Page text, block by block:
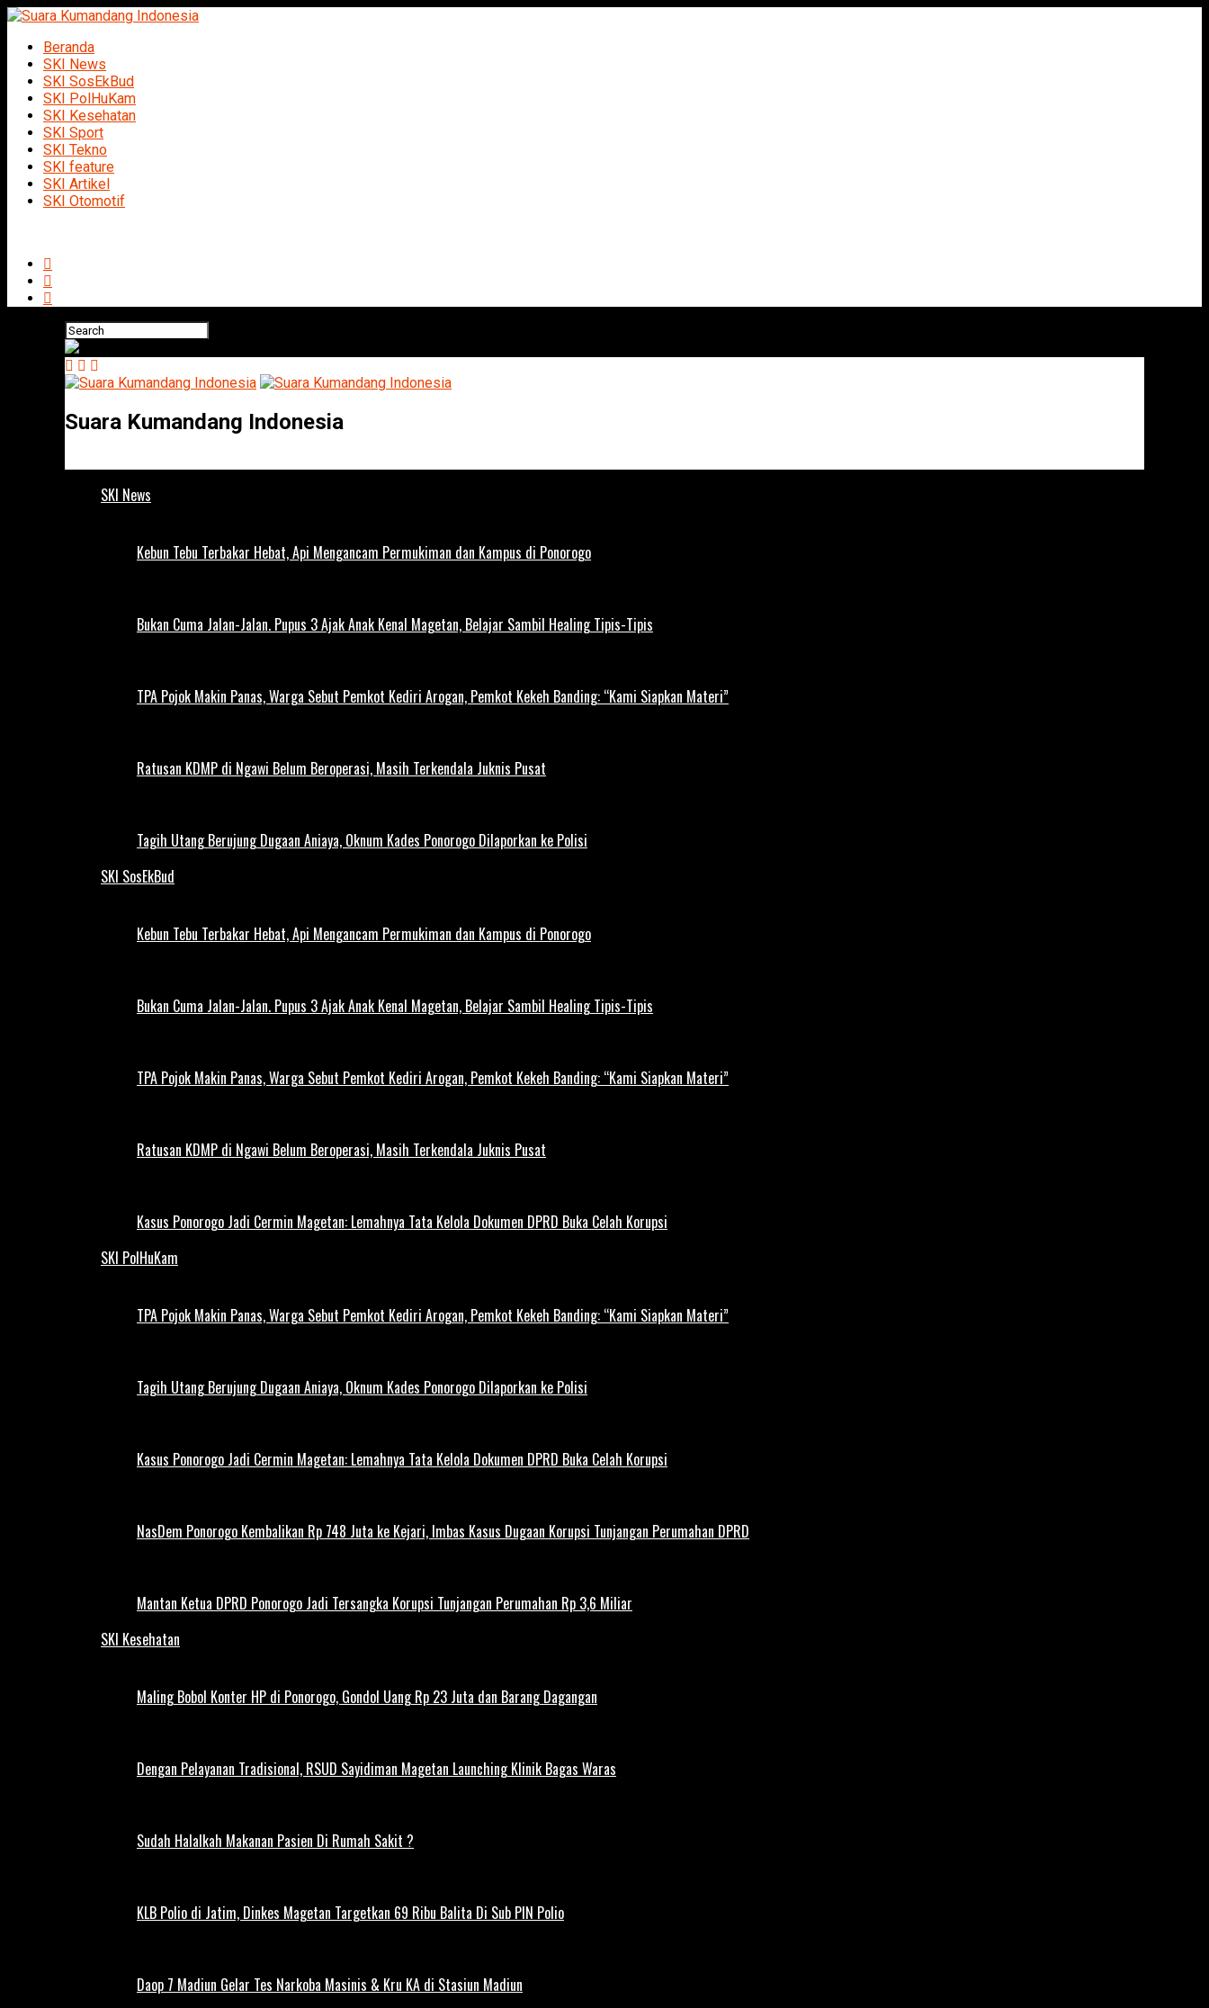
Beranda
SKI News
SKI SosEkBud
SKI PolHuKam
SKI Kesehatan
SKI Sport
SKI Tekno
SKI feature
SKI Artikel
SKI Otomotif
Suara Kumandang Indonesia
SKI News
Kebun Tebu Terbakar Hebat, Api Mengancam Permukiman dan Kampus di Ponorogo
Bukan Cuma Jalan-Jalan. Pupus 3 Ajak Anak Kenal Magetan, Belajar Sambil Healing Tipis-Tipis
TPA Pojok Makin Panas, Warga Sebut Pemkot Kediri Arogan, Pemkot Kekeh Banding: “Kami Siapkan Materi”
Ratusan KDMP di Ngawi Belum Beroperasi, Masih Terkendala Juknis Pusat
Tagih Utang Berujung Dugaan Aniaya, Oknum Kades Ponorogo Dilaporkan ke Polisi
SKI SosEkBud
Kebun Tebu Terbakar Hebat, Api Mengancam Permukiman dan Kampus di Ponorogo
Bukan Cuma Jalan-Jalan. Pupus 3 Ajak Anak Kenal Magetan, Belajar Sambil Healing Tipis-Tipis
TPA Pojok Makin Panas, Warga Sebut Pemkot Kediri Arogan, Pemkot Kekeh Banding: “Kami Siapkan Materi”
Ratusan KDMP di Ngawi Belum Beroperasi, Masih Terkendala Juknis Pusat
Kasus Ponorogo Jadi Cermin Magetan: Lemahnya Tata Kelola Dokumen DPRD Buka Celah Korupsi
SKI PolHuKam
TPA Pojok Makin Panas, Warga Sebut Pemkot Kediri Arogan, Pemkot Kekeh Banding: “Kami Siapkan Materi”
Tagih Utang Berujung Dugaan Aniaya, Oknum Kades Ponorogo Dilaporkan ke Polisi
Kasus Ponorogo Jadi Cermin Magetan: Lemahnya Tata Kelola Dokumen DPRD Buka Celah Korupsi
NasDem Ponorogo Kembalikan Rp 748 Juta ke Kejari, Imbas Kasus Dugaan Korupsi Tunjangan Perumahan DPRD
Mantan Ketua DPRD Ponorogo Jadi Tersangka Korupsi Tunjangan Perumahan Rp 3,6 Miliar
SKI Kesehatan
Maling Bobol Konter HP di Ponorogo, Gondol Uang Rp 23 Juta dan Barang Dagangan
Dengan Pelayanan Tradisional, RSUD Sayidiman Magetan Launching Klinik Bagas Waras
Sudah Halalkah Makanan Pasien Di Rumah Sakit ?
KLB Polio di Jatim, Dinkes Magetan Targetkan 69 Ribu Balita Di Sub PIN Polio
Daop 7 Madiun Gelar Tes Narkoba Masinis & Kru KA di Stasiun Madiun